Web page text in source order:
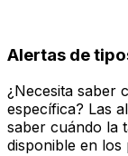
Alertas de
¿Necesita saber
específica? Las
saber cuándo la
disponible en los